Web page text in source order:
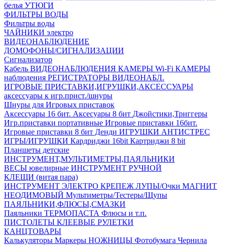
белья УТЮГИ
ФИЛЬТРЫ ВОДЫ
Фильтры воды
ЧАЙНИКИ электро
ВИДЕОНАБЛЮДЕНИЕ
ДОМОФОНЫ/СИГНАЛИЗАЦИИ
Сигнализатор
Кабель ВИДЕОНАБЛЮДЕНИЯ КАМЕРЫ Wi-Fi КАМЕРЫ
наблюдения РЕГИСТРАТОРЫ ВИДЕОНАБЛ.
ИГРОВЫЕ ПРИСТАВКИ,ИГРУШКИ,АКСЕССУАРЫ
аксесcуары к игр.прист./шнуры
Шнуры для Игровых приставок
Аксессуары 16 бит. Аксесуары 8 бит Джойстики,Триггеры
Игр.приставки портативные Игровые приставки 16бит.
Игровые приставки 8 бит Денди ИГРУШКИ АНТИСТРЕС
ИГРЫ/ИГРУШКИ Кардриджи 16bit Картриджи 8 bit
Планшеты детские
ИНСТРУМЕНТ,МУЛЬТИМЕТРЫ,ПАЯЛЬНИКИ
ВЕСЫ ювелирные ИНСТРУМЕНТ РУЧНОЙ
КЛЕЩИ (витая пара)
ИНСТРУМЕНТ ЭЛЕКТРО КРЕПЕЖ ЛУПЫ/Очки МАГНИТ
НЕОДИМОВЫЙ Мультиметры/Тестеры/Щупы
ПАЯЛЬНИКИ,ФЛЮСЫ,СМАЗКИ
Паяльники ТЕРМОПАСТА Флюсы и т.п.
ПИСТОЛЕТЫ КЛЕЕВЫЕ РУЛЕТКИ
КАНЦТОВАРЫ
Калькуляторы Маркеры НОЖНИЦЫ Фотобумага Чернила